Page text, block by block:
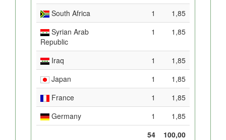
South Africa 1
1,85
Syrian Arab
Republic
1 1,85
Iraq 1
1,85
Japan
1
1,85
France
1
1,85
Germany
1
1,85
54
100,00